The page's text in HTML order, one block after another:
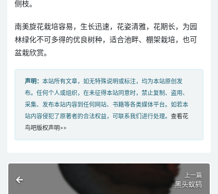
侧枝。
南美旋花栽培容易，生长迅速，花姿清雅，花期长，为园
林绿化不可多得的优良树种，适合池畔、棚架栽培，也可
盆栽欣赏。
声明： 本站所有文章，如无特殊说明或标注，均为本站原创发
布。任何个人或组织，在未征得本站同意时，禁止复制、盗用、
采集、发布本站内容到任何网站、书籍等各类媒体平台。如若本
站内容侵犯了原著者的合法权益，可联系我们进行处理。 查看花
鸟吧版权声明>>
上一篇
黑头蚁鸫